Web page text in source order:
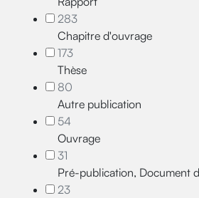
283
Chapitre d'ouvrage
173
Thèse
80
Autre publication
54
Ouvrage
31
Pré-publication, Document
23